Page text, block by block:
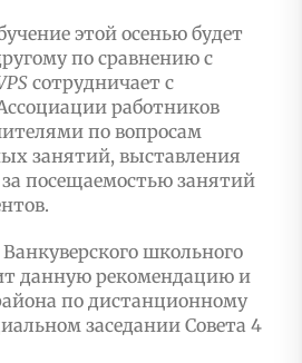
этой осенью будет
по сравнению с
сотрудничает с
работников
по вопросам
занятий, выставления
посещаемостью занятий
школьного
данную рекомендацию и
по дистанционному
заседании Совета 4